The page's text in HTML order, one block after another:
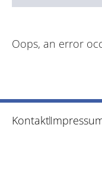
Oops, an error
Kontakt